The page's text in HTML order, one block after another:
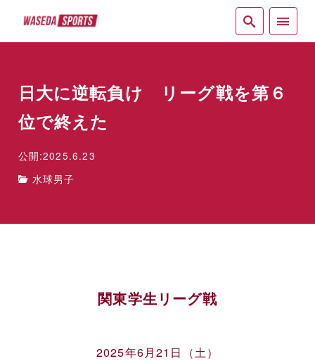
日大に逆転負け リーグ戦を第６
位で終えた
公開:2025.6.23
水球男子
関東学生リーグ戦
2025年6月21日（土）